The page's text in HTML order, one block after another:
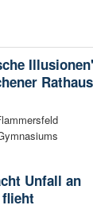
Rathaus
Unfall an